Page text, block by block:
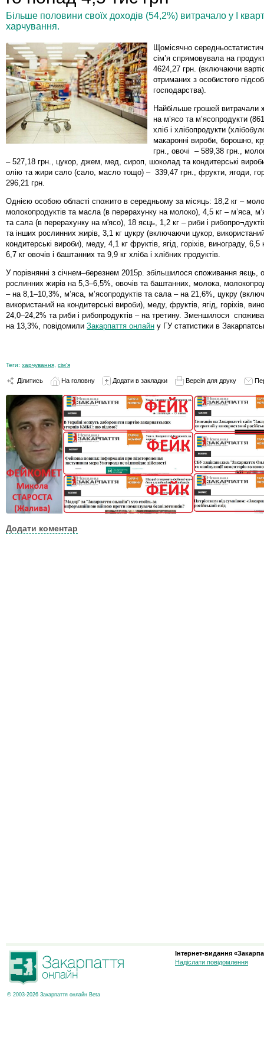
Більше половини своїх доходів (54,2%) витрачало у І
харчування.
Щомісячно
сім’я спрямовувала на
4624,27 грн. (включаючи
отриманих з особистого
господарства).
Найбільше грошей витрачали
на м’ясо та м’ясопродукти
хліб і хлібопродукти
макаронні вироби, борошно,
грн., овочі – 589,38 грн.,
– 527,18 грн., цукор, джем, мед, сироп, шоколад та кондитерські
олію та жири сало (сало, масло тощо) – 339,47 грн., фрукти, ягоди,
296,21 грн.
Однією особою області спожито в середньому за місяць: 18,2 кг –
молокопродуктів та масла (в перерахунку на молоко), 4,5 кг – м’яса,
та сала (в перерахунку на м'ясо), 18 яєць, 1,2 кг – риби і
та інших рослинних жирів, 3,1 кг цукру (включаючи цукор,
кондитерські вироби), меду, 4,1 кг фруктів, ягід, горіхів, винограду, 6,5
6,7 кг овочів і баштанних та 9,9 кг хліба і хлібних продуктів.
У порівнянні з січнем–березнем 2015р. збільшилося споживання яєць,
рослинних жирів на 5,3–6,5%, овочів та баштанних, молока,
– на 8,1–10,3%, м’яса, м’ясопродуктів та сала – на 21,6%, цукру
використаний на кондитерські вироби), меду, фруктів, ягід, горіхів,
24,0–24,2% та риби і рибопродуктів – на третину. Зменшилося
на 13,3%, повідомили Закарпаття онлайн у ГУ статистики в
Теги: харчування сім'я
Ділитись На головну Додати в закладки Версія для друку
Додати коментар
© 2003-2026 Закарпаття онлайн Beta
Інтернет-видання
Надіслати повідомлення